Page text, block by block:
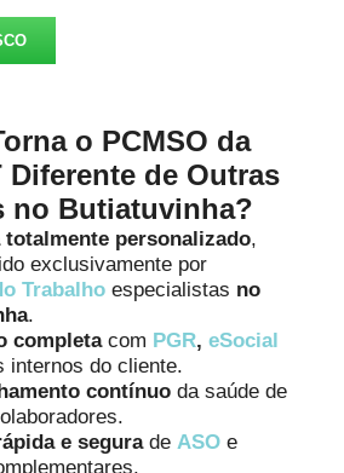
o PCMSO da
Diferente de Outras
no Butiatuvinha?
totalmente personalizado,
exclusivamente por
Trabalho especialistas no
.
completacom PGR,eSocial
internos do cliente.
contínuo da saúde de
e segurade ASO e